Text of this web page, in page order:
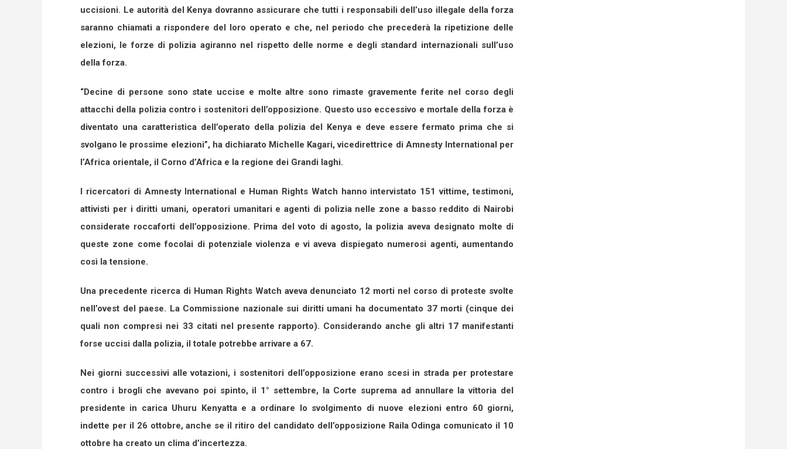
uccisioni. Le autorità del Kenya dovranno assicurare che tutti i responsabili dell’uso illegale della forza
saranno chiamati a rispondere del loro operato e che, nel periodo che precederà la ripetizione delle
elezioni, le forze di polizia agiranno nel rispetto delle norme e degli standard internazionali sull’uso
della forza.
“Decine di persone sono state uccise e molte altre sono rimaste gravemente ferite nel corso degli
attacchi della polizia contro i sostenitori dell’opposizione. Questo uso eccessivo e mortale della forza è
diventato una caratteristica dell’operato della polizia del Kenya e deve essere fermato prima che si
svolgano le prossime elezioni”, ha dichiarato Michelle Kagari, vicedirettrice di Amnesty International per
l’Africa orientale, il Corno d’Africa e la regione dei Grandi laghi.
I ricercatori di Amnesty International e Human Rights Watch hanno intervistato 151 vittime, testimoni,
attivisti per i diritti umani, operatori umanitari e agenti di polizia nelle zone a basso reddito di Nairobi
considerate roccaforti dell’opposizione. Prima del voto di agosto, la polizia aveva designato molte di
queste zone come focolai di potenziale violenza e vi aveva dispiegato numerosi agenti, aumentando
così la tensione.
Una precedente ricerca di Human Rights Watch aveva denunciato 12 morti nel corso di proteste svolte
nell’ovest del paese. La Commissione nazionale sui diritti umani ha documentato 37 morti (cinque dei
quali non compresi nei 33 citati nel presente rapporto). Considerando anche gli altri 17 manifestanti
forse uccisi dalla polizia, il totale potrebbe arrivare a 67.
Nei giorni successivi alle votazioni, i sostenitori dell’opposizione erano scesi in strada per protestare
contro i brogli che avevano poi spinto, il 1° settembre, la Corte suprema ad annullare la vittoria del
presidente in carica Uhuru Kenyatta e a ordinare lo svolgimento di nuove elezioni entro 60 giorni,
indette per il 26 ottobre, anche se il ritiro del candidato dell’opposizione Raila Odinga comunicato il 10
ottobre ha creato un clima d’incertezza.